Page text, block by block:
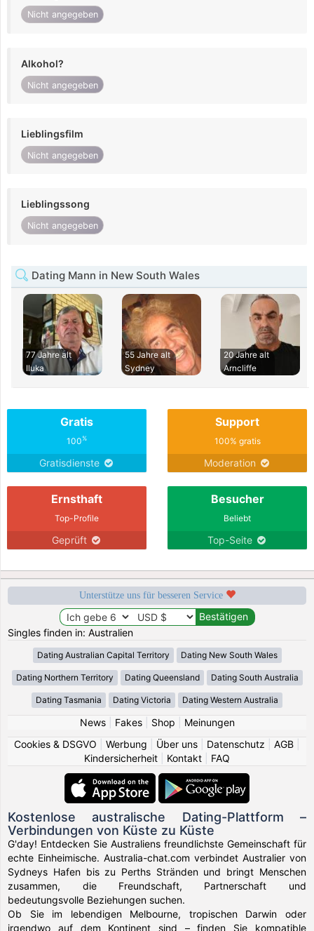
Nicht angegeben
Alkohol?
Nicht angegeben
Lieblingsfilm
Nicht angegeben
Lieblingssong
Nicht angegeben
Dating Mann in New South Wales
77 Jahre alt
Iluka
55 Jahre alt
Sydney
20 Jahre alt
Arncliffe
Gratis
100%
Gratisdienste
Support
100% gratis
Moderation
Ernsthaft
Top-Profile
Geprüft
Besucher
Beliebt
Top-Seite
Unterstütze uns für besseren Service
Singles finden in: Australien
Dating Australian Capital Territory Dating New South Wales
Dating Northern Territory Dating Queensland Dating South Australia
Dating Tasmania Dating Victoria Dating Western Australia
News| Fakes| Shop
Meinungen
Cookies & DSGVO
Werbung Über uns Datenschutz AGB
Kindersicherheit
Kontakt FAQ
Kostenlose australische Dating-Plattform –
Verbindungen von Küste zu Küste
G'day! Entdecken Sie Australiens freundlichste Gemeinschaft für
echte Einheimische. Australia-chat.com verbindet Australier von
Sydneys Hafen bis zu Perths Stränden und bringt Menschen
zusammen, die Freundschaft, Partnerschaft und
bedeutungsvolle Beziehungen suchen.
Ob Sie im lebendigen Melbourne, tropischen Darwin oder
irgendwo auf dem Kontinent sind – finden Sie kompatible